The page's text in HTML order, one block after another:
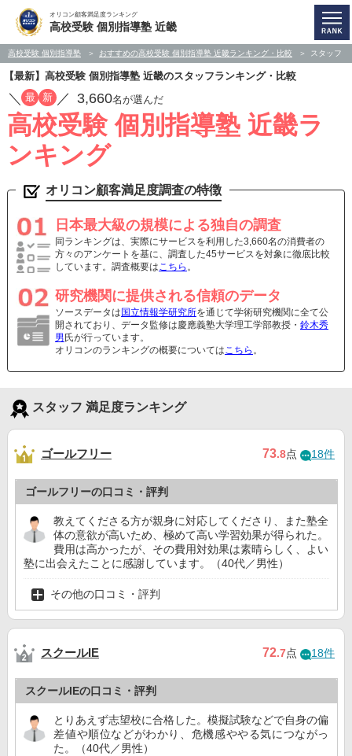
オリコン顧客満足度ランキング
高校受験 個別指導塾 近畿
高校受験 個別指導塾 おすすめの高校受験 個別指導塾 近畿ランキング・比較 スタッフ
【最新】高校受験 個別指導塾 近畿のスタッフランキング・比較
／ 最 新 ／ 3,660名が選んだ
高校受験 個別指導塾 近畿ラ
ンキング
オリコン顧客満足度調査の特徴
日本最大級の規模による独自の調査
同ランキングは、実際にサービスを利用した3,660名の消費者の
方々のアンケートを基に、調査した45サービスを対象に徹底比較
しています。調査概要はこちら 。
研究機関に提供される信頼のデータ
ソースデータは 国立情報学研究所を通じて学術研究機関に全て公
開されており、データ監修は慶應義塾大学理工学部教授・ 鈴木秀
男 氏が行っています。
オリコンのランキングの概要についてはこちら 。
スタッフ 満足度ランキング
ゴールフリー 73.8点 18件
ゴールフリーの口コミ・評判
教えてくださる方が親身に対応してくださり、また塾全
体の意欲が高いため、極めて高い学習効果が得られた。
費用は高かったが、その費用対効果は素晴らしく、よい
塾に出会えたことに感謝しています。（40代／男性）
その他の口コミ・評判
スクールIE 72.7点 18件
スクールIEの口コミ・評判
とりあえず志望校に合格した。模擬試験などで自身の偏
差値や順位などがわかり、危機感ややる気につながっ
た。（40代／男性）